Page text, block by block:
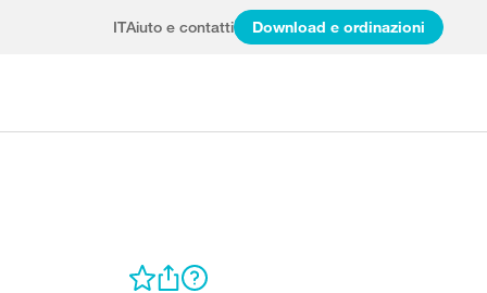
ITAiuto e contatti Download e ordinazioni